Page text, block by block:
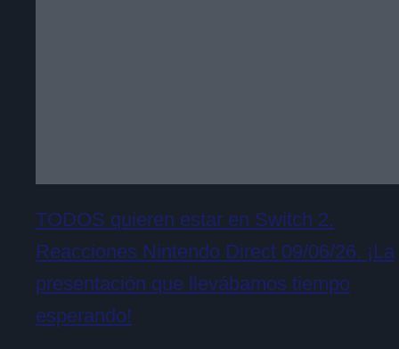
TODOS quieren estar en Switch 2.
Reacciones Nintendo Direct 09/06/26. ¡La
presentación que llevábamos tiempo
esperando!